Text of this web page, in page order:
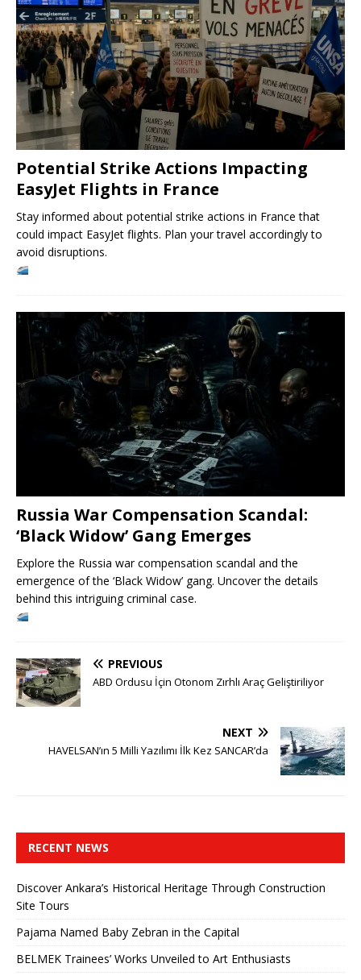
Potential Strike Actions Impacting
EasyJet Flights in France
Stay informed about potential strike actions in France that
could impact EasyJet flights. Plan your travel accordingly to
avoid disruptions.
Russia War Compensation Scandal:
‘Black Widow’ Gang Emerges
Explore the Russia war compensation scandal and the
emergence of the ‘Black Widow’ gang. Uncover the details
behind this intriguing criminal case.
PREVIOUS
ABD Ordusu İçin Otonom Zırhlı Araç Geliştiriliyor
NEXT
HAVELSAN’ın 5 Milli Yazılımı İlk Kez SANCAR’da
RECENT NEWS
Discover Ankara’s Historical Heritage Through Construction
Site Tours
Pajama Named Baby Zebran in the Capital
BELMEK Trainees’ Works Unveiled to Art Enthusiasts